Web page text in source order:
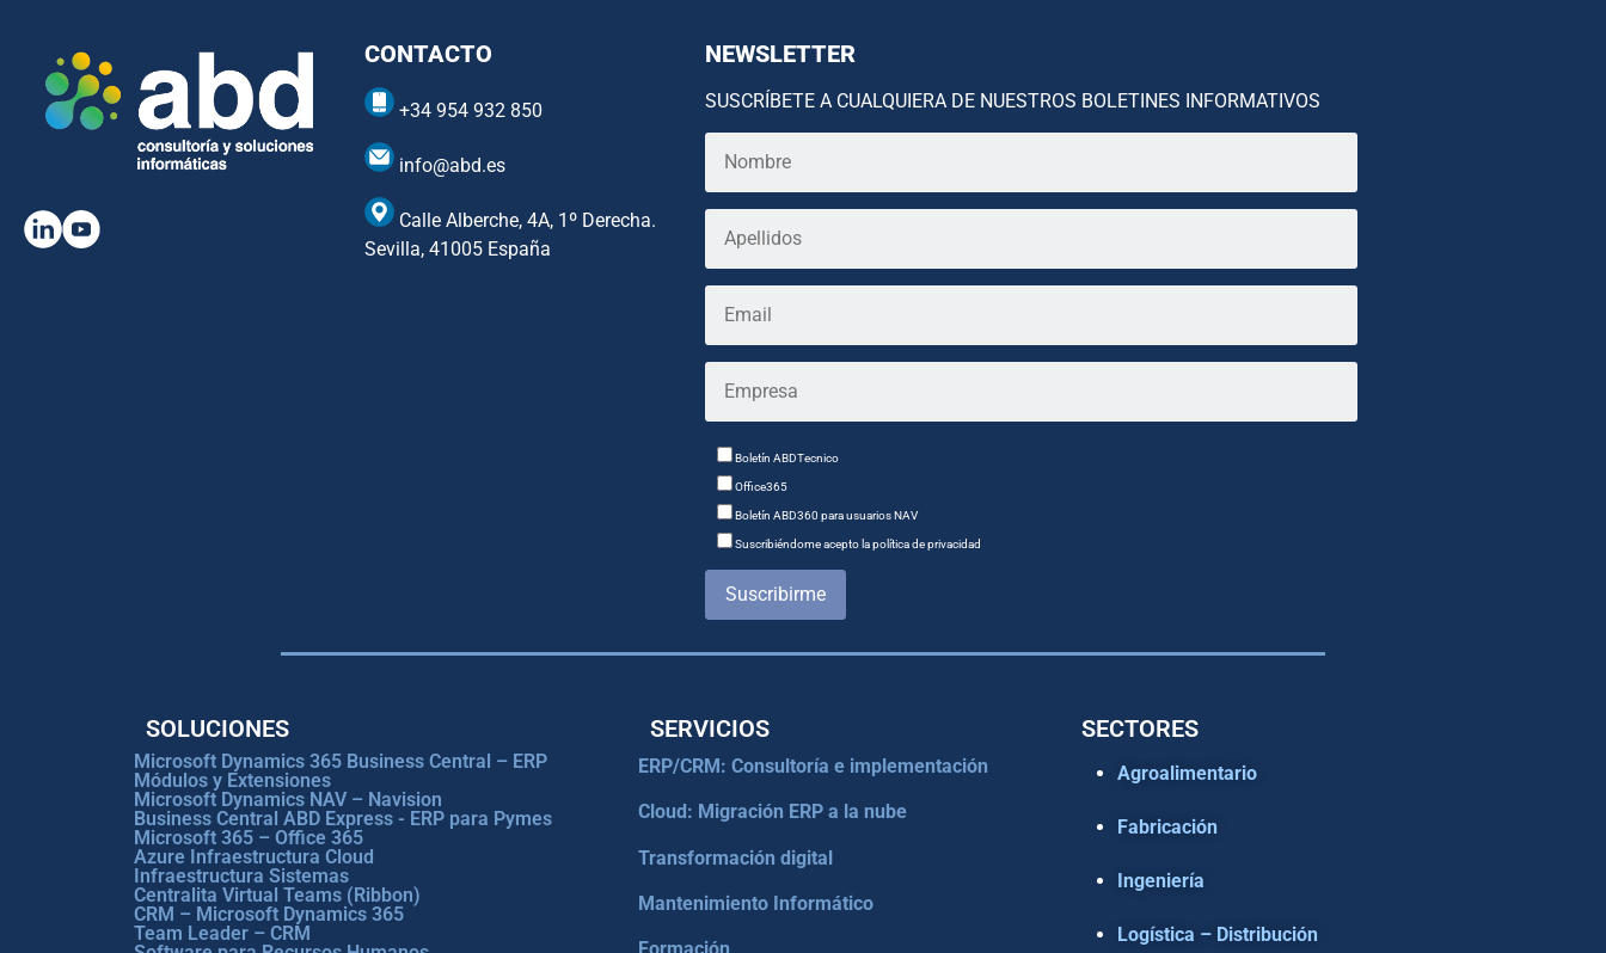
CONTACTO
+34 954 932 850
info@abd.es
Calle Alberche, 4A, 1º Derecha.
Sevilla, 41005 España
NEWSLETTER
SUSCRÍBETE A CUALQUIERA DE NUESTROS BOLETINES INFORMATIVOS
Boletín ABDTecnico
Office365
Boletín ABD360 para usuarios NAV
Suscribiéndome acepto la política de privacidad
Suscribirme
SOLUCIONES
Microsoft Dynamics 365 Business Central – ERP
Módulos y Extensiones
Microsoft Dynamics NAV – Navision
Business Central ABD Express - ERP para Pymes
Microsoft 365 – Office 365
Azure Infraestructura Cloud
Infraestructura Sistemas
Centralita Virtual Teams (Ribbon)
CRM – Microsoft Dynamics 365
Team Leader – CRM
SERVICIOS
ERP/CRM: Consultoría e implementación
Cloud: Migración ERP a la nube
Transformación digital
Mantenimiento Informático
SECTORES
Agroalimentario
Fabricación
Ingeniería
Logística – Distribución